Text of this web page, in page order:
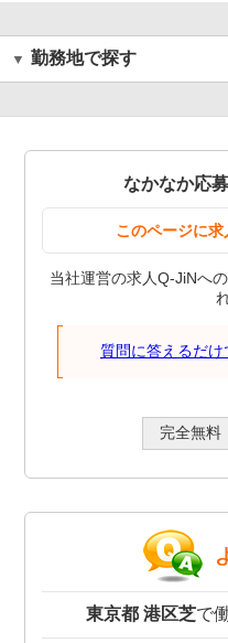
勤務地で探す
なかなか応
このページに求
当社運営の求人Q-JiNへ
質問に答えるだ
完全無料
東京都 港区芝で